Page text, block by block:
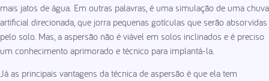
mais jatos de água. Em outras palavras, é uma simulação de uma chuva
artificial direcionada, que jorra pequenas gotículas que serão absorvidas
pelo solo. Mas, a aspersão não é viável em solos inclinados e é preciso
um conhecimento aprimorado e técnico para implantá-la.
Já as principais vantagens da técnica de aspersão é que ela tem